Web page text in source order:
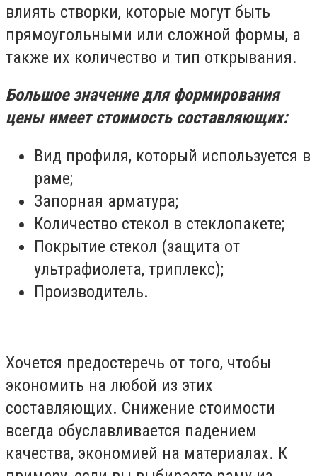
влиять створки, которые могут быть
прямоугольными или сложной формы, а
также их количество и тип открывания.
Большое значение для формирования
цены имеет стоимость составляющих:
Вид профиля, который используется в
раме;
Запорная арматура;
Количество стекол в стеклопакете;
Покрытие стекол (защита от
ультрафиолета, триплекс);
Производитель.
Хочется предостеречь от того, чтобы
экономить на любой из этих
составляющих. Снижение стоимости
всегда обуславливается падением
качества, экономией на материалах. К